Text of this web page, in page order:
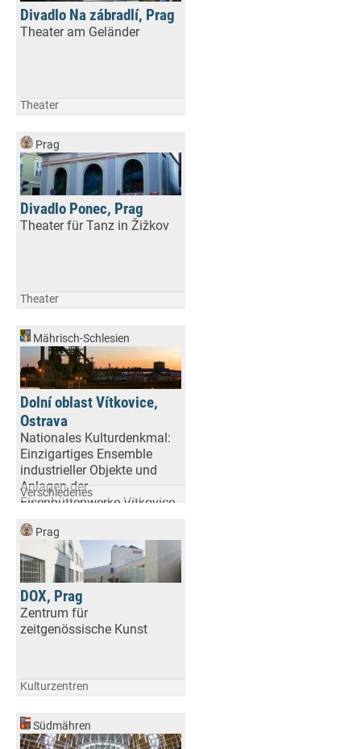
Divadlo Na zábradlí, Prag
Theater am Geländer
Theater
Prag
Divadlo Ponec, Prag
Theater für Tanz in Žižkov
Theater
Mährisch-Schlesien
Dolní oblast Vítkovice,
Ostrava
Nationales Kulturdenkmal:
Einzigartiges Ensemble
industrieller Objekte und
Anlagen der
Eisenhüttenwerke Vítkovice
Verschiedenes
Prag
DOX, Prag
Zentrum für
zeitgenössische Kunst
Kulturzentren
Südmähren